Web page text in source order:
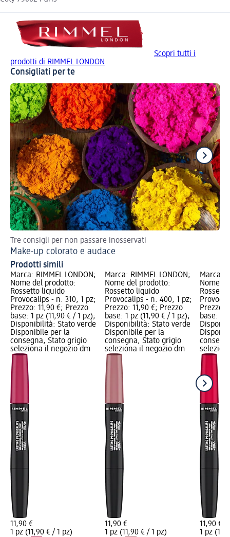
Scopri tutti i
prodotti di RIMMEL LONDON
Consigliati per te
Tre consigli per non passare inosservati
Make-up colorato e audace
Prodotti simili
Marca: RIMMEL LONDON;
Nome del prodotto:
Rossetto liquido
Provocalips - n. 310, 1 pz;
Prezzo: 11,90 €; Prezzo
base: 1 pz (11,90 € / 1 pz);
Disponibilità: Stato verde
Disponibile per la
consegna, Stato grigio
seleziona il negozio dm
11,90 €
1 pz (11,90 € / 1 pz)
Marca: RIMMEL LONDON;
Nome del prodotto:
Rossetto liquido
Provocalips - n. 400, 1 pz;
Prezzo: 11,90 €; Prezzo
base: 1 pz (11,90 € / 1 pz);
Disponibilità: Stato verde
Disponibile per la
consegna, Stato grigio
seleziona il negozio dm
11,90 €
1 pz (11,90 € / 1 pz)
Marca:
Nome
Prezzo:
base: 1
11,90 €
1 pz